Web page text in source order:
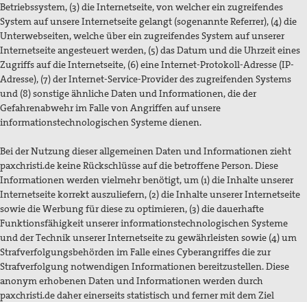
Betriebssystem, (3) die Internetseite, von welcher ein zugreifendes
System auf unsere Internetseite gelangt (sogenannte Referrer), (4) die
Unterwebseiten, welche über ein zugreifendes System auf unserer
Internetseite angesteuert werden, (5) das Datum und die Uhrzeit eines
Zugriffs auf die Internetseite, (6) eine Internet-Protokoll-Adresse (IP-
Adresse), (7) der Internet-Service-Provider des zugreifenden Systems
und (8) sonstige ähnliche Daten und Informationen, die der
Gefahrenabwehr im Falle von Angriffen auf unsere
informationstechnologischen Systeme dienen.
Bei der Nutzung dieser allgemeinen Daten und Informationen zieht
paxchristi.de keine Rückschlüsse auf die betroffene Person. Diese
Informationen werden vielmehr benötigt, um (1) die Inhalte unserer
Internetseite korrekt auszuliefern, (2) die Inhalte unserer Internetseite
sowie die Werbung für diese zu optimieren, (3) die dauerhafte
Funktionsfähigkeit unserer informationstechnologischen Systeme
und der Technik unserer Internetseite zu gewährleisten sowie (4) um
Strafverfolgungsbehörden im Falle eines Cyberangriffes die zur
Strafverfolgung notwendigen Informationen bereitzustellen. Diese
anonym erhobenen Daten und Informationen werden durch
paxchristi.de daher einerseits statistisch und ferner mit dem Ziel